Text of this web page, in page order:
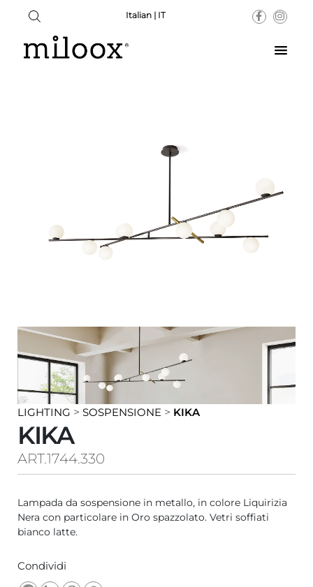
Italian | IT
LIGHTING >SOSPENSIONE > KIKA
KIKA
ART.1744.330
Lampada da sospensione in metallo, in colore Liquirizia
Nera con particolare in Oro spazzolato. Vetri soffiati
bianco latte.
Condividi